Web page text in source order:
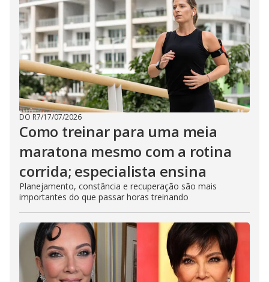
DO R7/17/07/2026
Como treinar para uma meia
maratona mesmo com a rotina
corrida; especialista ensina
Planejamento, constância e recuperação são mais
importantes do que passar horas treinando